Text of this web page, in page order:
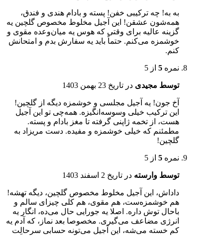
به به! چه ترکیبی خفن! پسته و بادام هندی و فندق،
همه‌شون عشقن! این آجیل مخلوط مخصوص گلچین یه
گزینه عالیه برای وقتی که هوس یه میان‌وعده مقوی و
خوشمزه می‌کنم. حتماً باید یه سفارش بدم و امتحانش
کنم.
نمره 5 از 5
توسط مجیدی در تاریخ 23 بهمن 1403
آخ جون! یه آجیل مجلسی و خوشمزه دیگه از گلچین!
این ترکیب خیلی وسوسه‌انگیزه. همه‌چی تو این آجیل
هست، از تخمه ژاپنی گرفته تا مغز بادام و پسته.
مطمئنم که خیلی خوشمزه و مفیده. دست مریزاد به
گلچین!
نمره 5 از 5
توسط وارسته در تاریخ 2 اسفند 1403
داداش، این آجیل مخلوط مخصوص گلچین، دیگه تهشه!
هم خوشمزه‌ست، هم مقوی، هم کلی چیزای سالم و
باحال توش داره. اصلا یه جورایی حال می‌ده، انگار یه
انرژی مضاعف می‌گیری. مخصوصا بعد نماز، که آدم یه
کم خسته می‌شه، این آجیل می‌تونه حسابی سرحالِت